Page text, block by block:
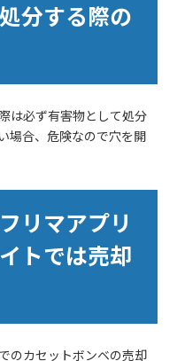
分する際の
は必ず有害物として処分
場合、危険なので穴を開
リマアプリ
トでは売却
のカセットボンベの売却